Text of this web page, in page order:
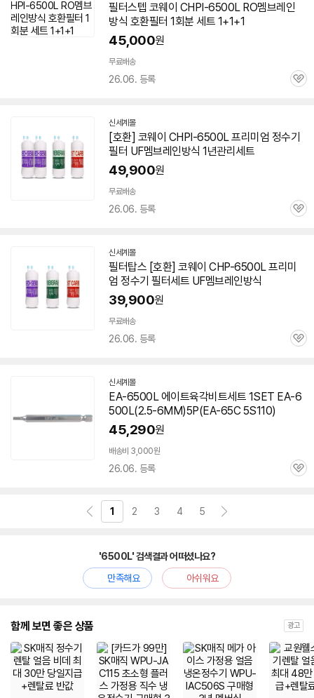
필터스텝 코웨이 CHPI-6500LRO멤브레인
방식 호환필터 1회분 세트 1+1+1
45,000원
무료배송
26.06. 등록
관
신세계몰
[호환] 코웨이 CHPI-6500L프리미엄 정수기
필터 UF멤브레인방식 1년관리세트
49,900원
무료배송
26.06. 등록
관
신세계몰
필터탑스 [호환] 코웨이 CHP-6500L프리미
엄 정수기 필터세트 UF멤브레인방식
39,900원
무료배송
26.06. 등록
관
신세계몰
EA-6500L에이트육각비트세트 1SET EA-6
500L(2.5-6MM)5P(EA-65C 5S110)
45,290원
배송비 3,000원
26.06. 등록
관
1 2 3 4 5
'6500L' 검색결과 어떠셨나요?
만족해요
아쉬워요
함께 보면 좋은 상품 광고